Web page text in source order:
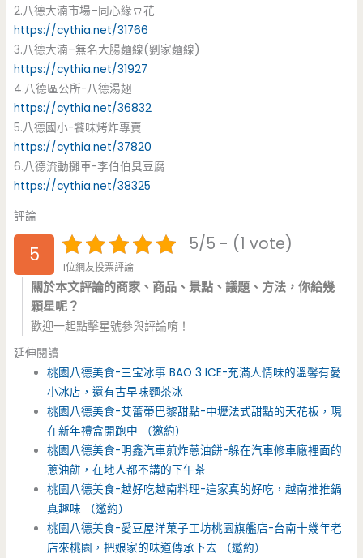
2.八德大湳市場–同心緣豆花
https://cythia.net/31766
3.八德大湳–無名大腸麵線(劉家麵線)
https://cythia.net/31927
4.八德區公所-八德湯翅
https://cythia.net/36832
5.八德國小-饕味烤炸專賣
https://cythia.net/37820
6.八德流動攤車-李伯伯臭豆腐
https://cythia.net/38325
評論
5 5/5 - (1 vote)
1位網友投票評論
關於本文評論的商家、商品、景點、議題、方法，你給幾
顆星呢？
歡迎一起點擊星號參與評論唷！
延伸閱讀
桃園八德美食-三宝冰事 BAO 3 ICE-充滿人情味的溫馨有愛
小冰店，還有古早味麵茶冰
桃園八德美食-艾蕾蒂巴黎甜點-中壢法式甜點的天花板，現
在新年禮盒開跑中 （邀約）
桃園八德美食-明鑫汽車煎炸蔥油餅-躲在汽車修車廠裡面的
蔥油餅，在地人都不講的下午茶
桃園八德美食-越好吃越南料理-這家真的好吃，越南推推鍋
真趣味 （邀約）
桃園八德美食-愛豆屋洋菓子工坊桃園旗艦店-台南十幾年老
店來桃園，把娘家的味道傳承下去 （邀約）